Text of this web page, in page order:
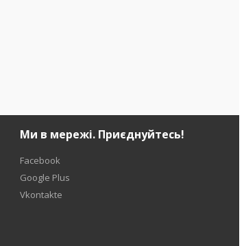
Ми в мережі. Приєднуйтесь!
Facebook
Google Plus
Vkontakte